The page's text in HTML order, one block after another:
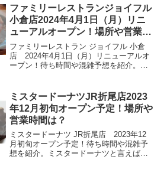
料理を提供してくれます。現在は、プレ
オープンの段...
ファミリーレストランジョイフル
小倉店2024年4月1日（月）リニ
ューアルオープン！場所や営業時
間は？
ファミリーレストラン ジョイフル 小倉
店 2024年4月1日（月）リニューアルオ
ープン！待ち時間や混雑予想を紹介。フ
開しているファミリーレストランのチェ
ーン店です。ジ...
ミスタードーナツJR折尾店2023
年12月初旬オープン予定！場所や
営業時間は？
ミスタードーナツ JR折尾店 2023年12
月初旬オープン予定！待ち時間や混雑予
想を紹介。ミスタードーナツと言えば、